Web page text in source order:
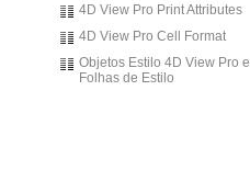
4D View Pro Print Attributes
4D View Pro Cell Format
Objetos Estilo 4D View Pro e
Folhas de Estilo